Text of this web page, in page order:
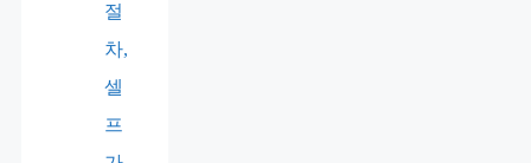
절
차,
셀
프